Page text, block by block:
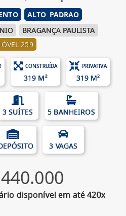
ALTO_PADRAO
BRAGANÇA PAULISTA
259
CONSTRUÍDA
319 M²
PRIVATIVA
319 M²
3 SUÍTES 5 BANHEIROS
3 VAGAS
disponível em até 420x